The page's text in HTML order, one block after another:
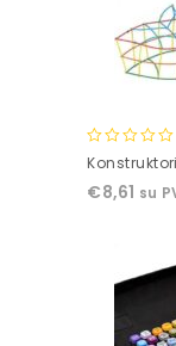
0
of
€8,61 su